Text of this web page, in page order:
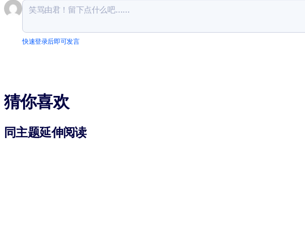
快速登录后即可发言
猜你喜欢
同主题延伸阅读